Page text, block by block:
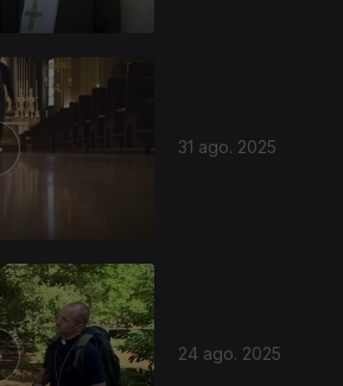
31 ago. 2025
24 ago. 2025